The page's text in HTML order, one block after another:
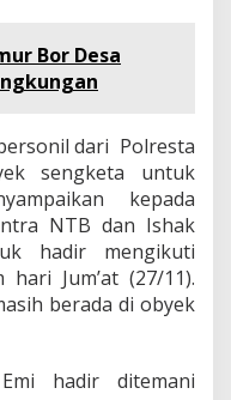
Bor Desa
dari Polresta
sengketa untuk
kepada
NTB dan Ishak
hadir mengikuti
Jum’at (27/11).
berada di obyek
hadir ditemani